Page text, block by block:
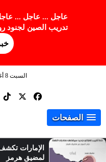
عاجل ... عاجل ...
تدريب الصين
السبت 8 أغسطس 2026
الصفحات
تحسن علاقات
الاستراتيجية؟